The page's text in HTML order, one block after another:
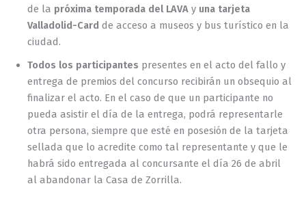
de la próxima temporada del LAVA y una tarjeta
Valladolid-Card de acceso a museos y bus turístico en la
ciudad.
Todos los participantes presentes en el acto del fallo y
entrega de premios del concurso recibirán un obsequio al
finalizar el acto. En el caso de que un participante no
pueda asistir el día de la entrega, podrá representarle
otra persona, siempre que esté en posesión de la tarjeta
sellada que lo acredite como tal representante y que le
habrá sido entregada al concursante el día 26 de abril
al abandonar la Casa de Zorrilla.